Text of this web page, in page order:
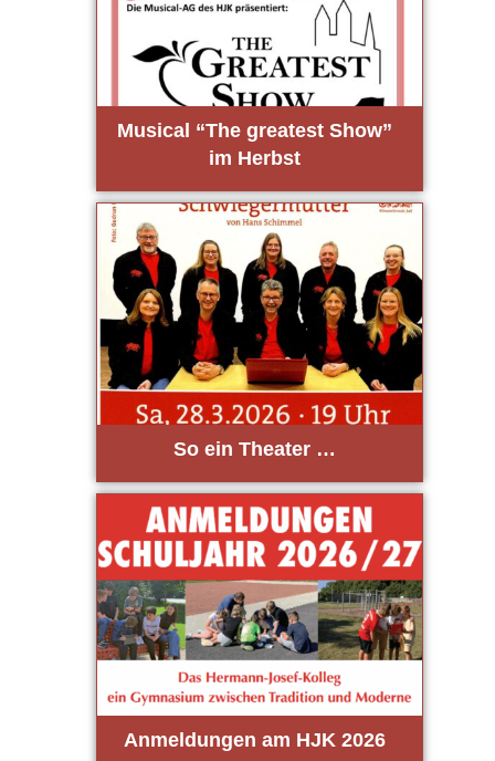
Musi­cal “The grea­test Show”
im Herbst
So ein Thea­ter …
Anmel­dun­gen am HJK 2026